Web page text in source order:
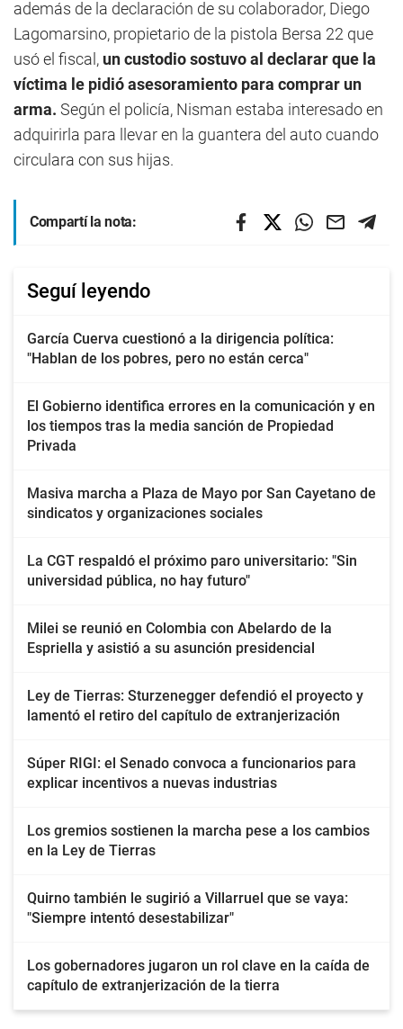
además de la declaración de su colaborador, Diego
Lagomarsino, propietario de la pistola Bersa 22 que
usó el fiscal, un custodio sostuvo al declarar que la
víctima le pidió asesoramiento para comprar un
arma. Según el policía, Nisman estaba interesado en
adquirirla para llevar en la guantera del auto cuando
circulara con sus hijas.
Compartí la nota:
Seguí leyendo
García Cuerva cuestionó a la dirigencia política:
"Hablan de los pobres, pero no están cerca"
El Gobierno identifica errores en la comunicación y en
los tiempos tras la media sanción de Propiedad
Privada
Masiva marcha a Plaza de Mayo por San Cayetano de
sindicatos y organizaciones sociales
La CGT respaldó el próximo paro universitario: "Sin
universidad pública, no hay futuro"
Milei se reunió en Colombia con Abelardo de la
Espriella y asistió a su asunción presidencial
Ley de Tierras: Sturzenegger defendió el proyecto y
lamentó el retiro del capítulo de extranjerización
Súper RIGI: el Senado convoca a funcionarios para
explicar incentivos a nuevas industrias
Los gremios sostienen la marcha pese a los cambios
en la Ley de Tierras
Quirno también le sugirió a Villarruel que se vaya:
"Siempre intentó desestabilizar"
Los gobernadores jugaron un rol clave en la caída de
capítulo de extranjerización de la tierra